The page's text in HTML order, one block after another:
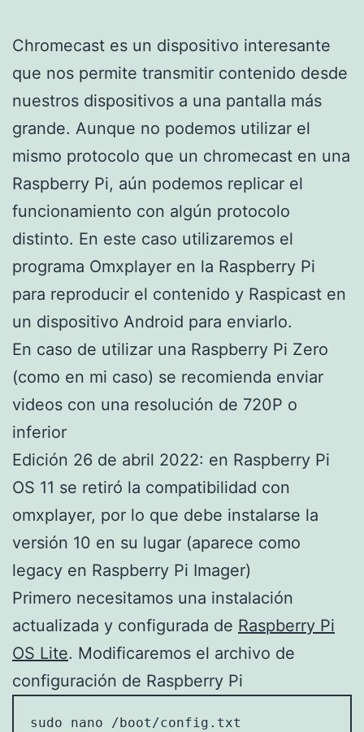
Chromecast es un dispositivo interesante
que nos permite transmitir contenido desde
nuestros dispositivos a una pantalla más
grande. Aunque no podemos utilizar el
mismo protocolo que un chromecast en una
Raspberry Pi, aún podemos replicar el
funcionamiento con algún protocolo
distinto. En este caso utilizaremos el
programa Omxplayer en la Raspberry Pi
para reproducir el contenido y Raspicast en
un dispositivo Android para enviarlo.
En caso de utilizar una Raspberry Pi Zero
(como en mi caso) se recomienda enviar
videos con una resolución de 720P o
inferior
Edición 26 de abril 2022: en Raspberry Pi
OS 11 se retiró la compatibilidad con
omxplayer, por lo que debe instalarse la
versión 10 en su lugar (aparece como
legacy en Raspberry Pi Imager)
Primero necesitamos una instalación
actualizada y configurada de Raspberry Pi
OS Lite. Modificaremos el archivo de
configuración de Raspberry Pi
sudo nano /boot/config.txt